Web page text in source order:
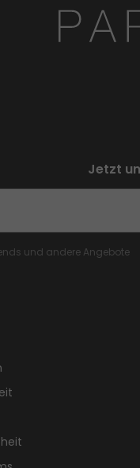
Jetzt
und andere Angebote